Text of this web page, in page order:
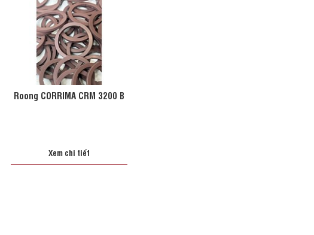
Roong CORRIMA CRM 3200 B
Xem chi tiết